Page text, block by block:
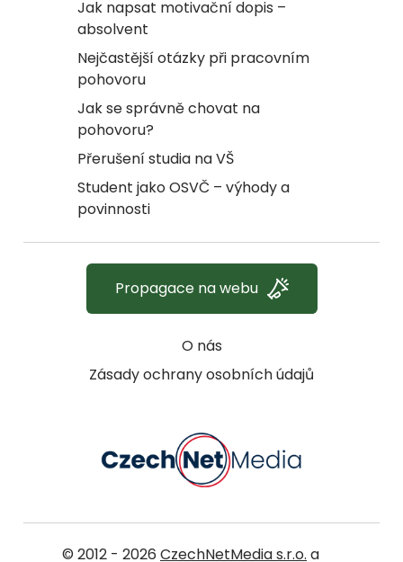
Jak napsat motivační dopis –
absolvent
Nejčastější otázky při pracovním
pohovoru
Jak se správně chovat na
pohovoru?
Přerušení studia na VŠ
Student jako OSVČ – výhody a
povinnosti
O nás
Zásady ochrany osobních údajů
Propagace na webu
© 2012 - 2026 CzechNetMedia s.r.o. a